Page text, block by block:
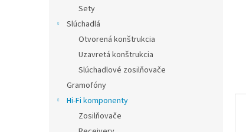
Sety
Slúchadlá
Otvorená konštrukcia
Uzavretá konštrukcia
Slúchadlové zosilňovače
Gramofóny
Hi-Fi komponenty
Zosilňovače